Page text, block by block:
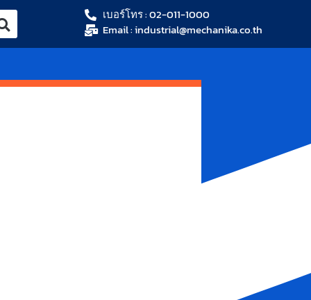
เบอร์โทร : 02-011-1000
Email : industrial@mechanika.co.th